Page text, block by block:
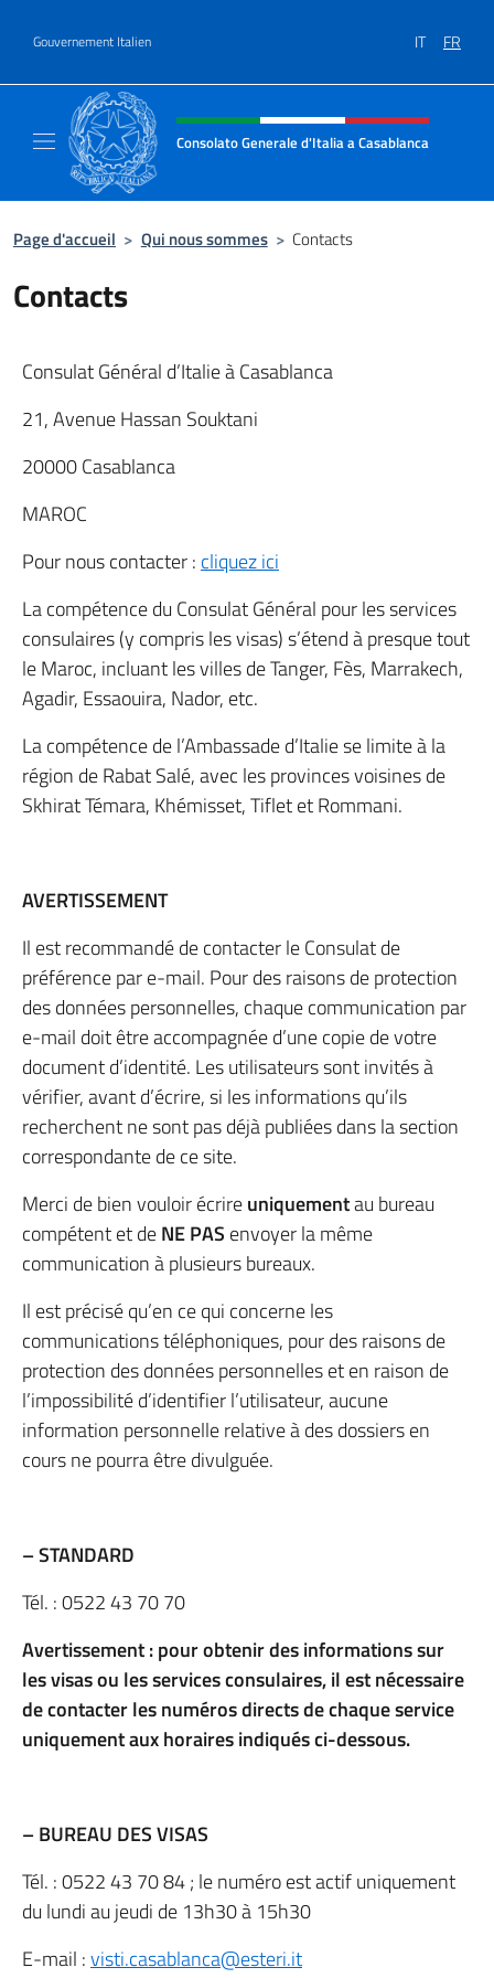
Gouvernement Italien IT FR
Site Web, social et en-tête de
Consolato Generale d'Italia a Casablanca
Page d'accueil > Qui nous sommes > Contacts
Contacts
Consulat Général d’Italie à Casablanca
21, Avenue Hassan Souktani
20000 Casablanca
MAROC
Pour nous contacter : cliquez ici
La compétence du Consulat Général pour les services
consulaires (y compris les visas) s’étend à presque tout
le Maroc, incluant les villes de Tanger, Fès, Marrakech,
Agadir, Essaouira, Nador, etc.
La compétence de l’Ambassade d’Italie se limite à la
région de Rabat Salé, avec les provinces voisines de
Skhirat Témara, Khémisset, Tiflet et Rommani.
AVERTISSEMENT
Il est recommandé de contacter le Consulat de
préférence par e-mail. Pour des raisons de protection
des données personnelles, chaque communication par
e-mail doit être accompagnée d’une copie de votre
document d’identité. Les utilisateurs sont invités à
vérifier, avant d’écrire, si les informations qu’ils
recherchent ne sont pas déjà publiées dans la section
correspondante de ce site.
Merci de bien vouloir écrireuniquementau bureau
compétent et deNE PAS envoyer la même
communication à plusieurs bureaux.
Il est précisé qu’en ce qui concerne les
communications téléphoniques, pour des raisons de
protection des données personnelles et en raison de
l’impossibilité d’identifier l’utilisateur, aucune
information personnelle relative à des dossiers en
cours ne pourra être divulguée.
– STANDARD
Tél. : 0522 43 70 70
Avertissement : pour obtenir des informations sur
les visas ou les services consulaires, il est nécessaire
de contacter les numéros directs de chaque service
uniquement aux horaires indiqués ci-dessous.
– BUREAU DES VISAS
Tél. : 0522 43 70 84 ; le numéro est actif uniquement
du lundi au jeudi de 13h30 à 15h30
E-mail :visti.casablanca@esteri.it